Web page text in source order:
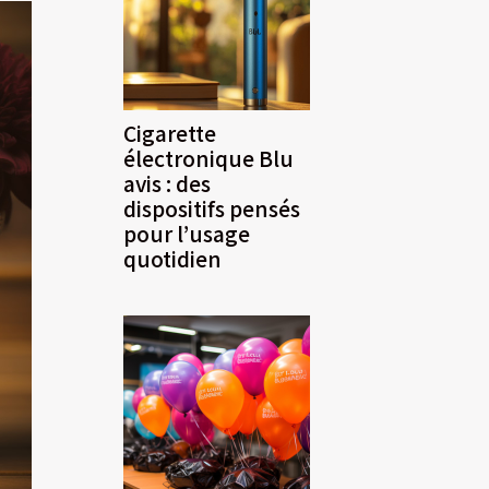
Cigarette
électronique Blu
avis : des
dispositifs pensés
pour l’usage
quotidien